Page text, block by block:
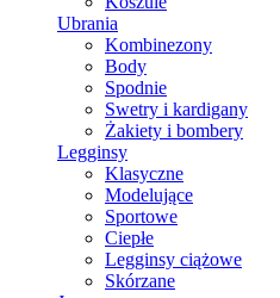
Ubrania
Kombinezony
Body
Spodnie
Swetry i kardigany
Żakiety i bombery
Legginsy
Klasyczne
Modelujące
Sportowe
Ciepłe
Legginsy ciążowe
Skórzane